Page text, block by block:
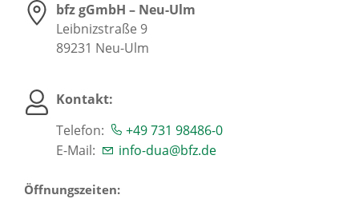
Bildungsangebote
Für Unternehmen
Karriere
Über uns
bfz gGmbH – Neu-Ulm
Leibnizstraße 9
89231 Neu-Ulm
Kontakt:
Telefon:
+49 731 98486-0
E-Mail:
info-dua@bfz.de
Öffnungszeiten: